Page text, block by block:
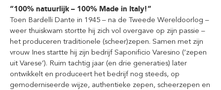
“100% natuurlijk – 100% Made in Italy!”
Toen Bardelli Dante in 1945 – na de Tweede Wereldoorlog –
weer thuiskwam stortte hij zich vol overgave op zijn passie –
het produceren traditionele (scheer)zepen. Samen met zijn
vrouw Ines startte hij zijn bedrijf Saponificio Varesino (‘zepen
uit Varese’). Ruim tachtig jaar (en drie generaties) later
ontwikkelt en produceert het bedrijf nog steeds, op
gemoderniseerde wijze, authentieke zepen, scheerzepen en